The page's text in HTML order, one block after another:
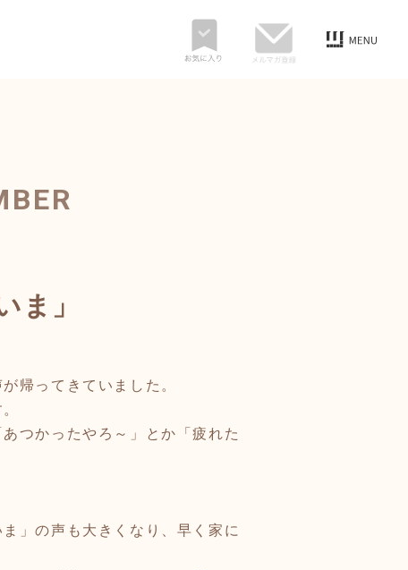
ま」
帰ってきていました。
つかったやろ～」とか「疲れた
」の声も大きくなり、早く家に